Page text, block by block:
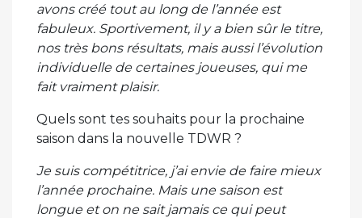
avons créé tout au long de l’année est
fabuleux. Sportivement, il y a bien sûr le titre,
nos très bons résultats, mais aussi l’évolution
individuelle de certaines joueuses, qui me
fait vraiment plaisir.
Quels sont tes souhaits pour la prochaine
saison dans la nouvelle TDWR ?
Je suis compétitrice, j’ai envie de faire mieux
l’année prochaine. Mais une saison est
longue et on ne sait jamais ce qui peut